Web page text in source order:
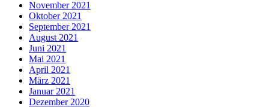
November 2021
Oktober 2021
September 2021
August 2021
Juni 2021
Mai 2021
April 2021
März 2021
Januar 2021
Dezember 2020